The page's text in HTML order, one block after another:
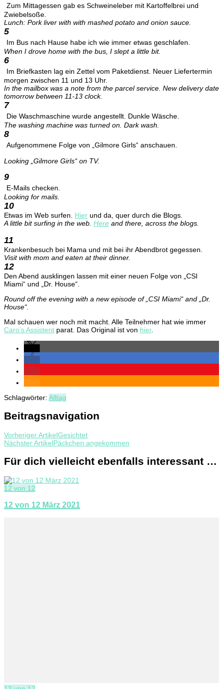
Zum Mittagessen gab es Schweineleber mit Kartoffelbrei und
Zwiebelsoße.
Lunch: Pork liver with with mashed potato and onion sauce.
5
Im Bus nach Hause habe ich wie immer etwas geschlafen.
When I drove home with the bus, I slept a little bit.
6
Im Briefkasten lag ein Zettel vom Paketdienst. Neuer Liefertermin
morgen zwischen 11 und 13 Uhr.
In the mailbox was a note from the parcel service. New delivery date
tomorrow between 11-13 clock.
7
Die Waschmaschine wurde angestellt. Dunkle Wäsche.
The washing machine was turned on. Dark wash.
8
Aufgenommene Folge von „Gilmore Girls“ anschauen.
Looking „Gilmore Girls“ on TV.
9
E-Mails checken.
Looking for mails.
10
Etwas im Web surfen. Hier und da, quer durch die Blogs.
A little bit surfing in the web. Here and there, across the blogs.
11
Krankenbesuch bei Mama und mit bei ihr Abendbrot gegessen.
Visit with mom and eaten at their dinner.
12
Den Abend ausklingen lassen mit einer neuen Folge von „CSI
Miami“ und „Dr. House“.
Round off the evening with a new episode of „CSI Miami“ and „Dr.
House“.
Mal schauen wer noch mit macht. Alle Teilnehmer hat wie immer
Caro’s Assistent parat. Das Original ist von hier.
Schlagwörter: Alltag
Beitragsnavigation
Vorheriger ArtikelGesichtet
Nächster ArtikelPäckchen angekommen
Für dich vielleicht ebenfalls interessant …
12 von 12
12 von 12 März 2021